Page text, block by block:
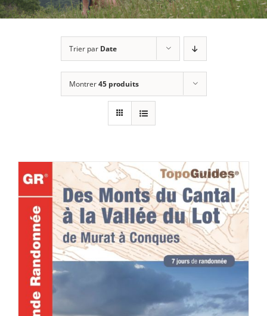
Trier par Date
Montrer45 produits